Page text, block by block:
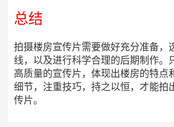
总结
拍摄楼房宣传片需要做好充分准备，
线，以及进行科学合理的后期制作。
高质量的宣传片，体现出楼房的特点
细节，注重技巧，持之以恒，才能拍
传片。